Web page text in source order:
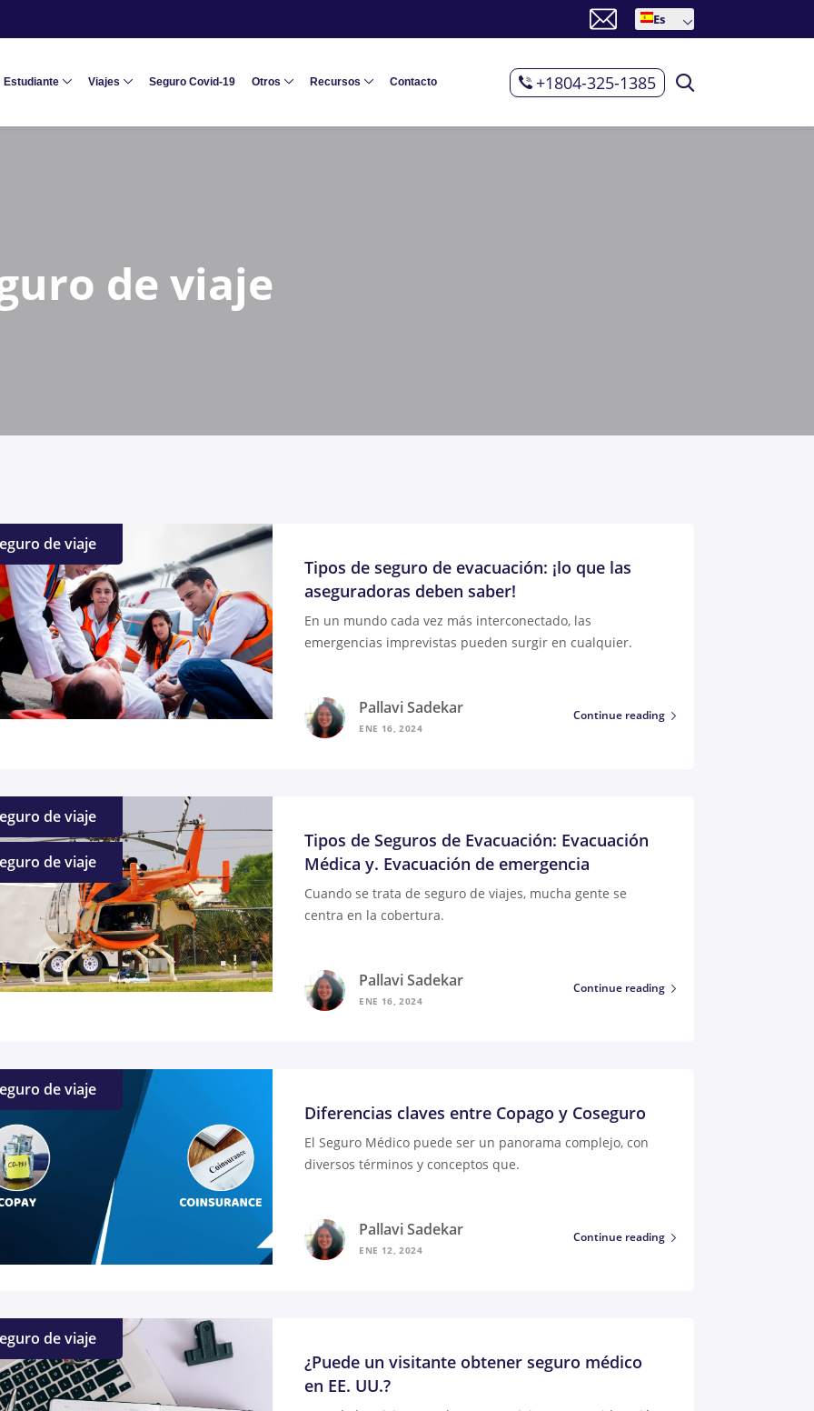
Es
Estudiante Viajes Seguro Covid-19 Otros Recursos Contacto +1804-325-1385
de viaje
de viaje
Tipos de seguro de evacuación: ¡lo que las
aseguradoras deben saber!
En un mundo cada vez más interconectado, las
emergencias imprevistas pueden surgir en cualquier.
Pallavi Sadekar
ENE 16, 2024
Continue reading
de viaje
de viaje
Tipos de Seguros de Evacuación: Evacuación
Médica y. Evacuación de emergencia
Cuando se trata de seguro de viajes, mucha gente se
centra en la cobertura.
Pallavi Sadekar
ENE 16, 2024
Continue reading
de viaje
Diferencias claves entre Copago y Coseguro
El Seguro Médico puede ser un panorama complejo, con
diversos términos y conceptos que.
Pallavi Sadekar
ENE 12, 2024
Continue reading
de viaje
¿Puede un visitante obtener seguro médico
en EE. UU.?